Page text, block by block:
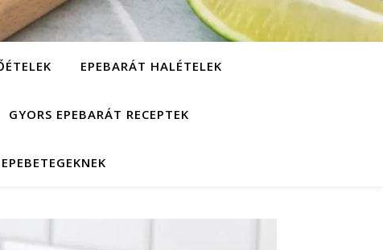
EPEBARÁT HALÉTELEK
GYORS EPEBARÁT RECEPTEK